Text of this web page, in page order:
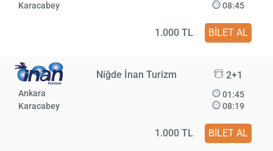
Karacabey
08:45
1.000 TL BİLET AL
Niğde İnan Turizm 2+1
Ankara
Karacabey
01:45
08:19
1.000 TL BİLET AL